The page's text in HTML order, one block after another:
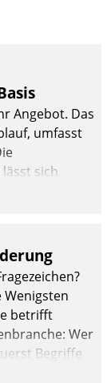
Angebot. Das
umfasst
sich
Freiraum
betrifft
Wer
Begriffe